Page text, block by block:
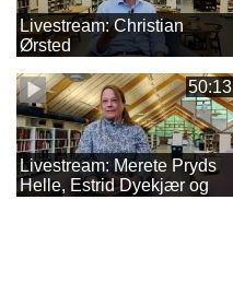
Livestream: Christian
Ørsted
50:13
Livestream: Merete Pryds
Helle, Estrid Dyekjær og